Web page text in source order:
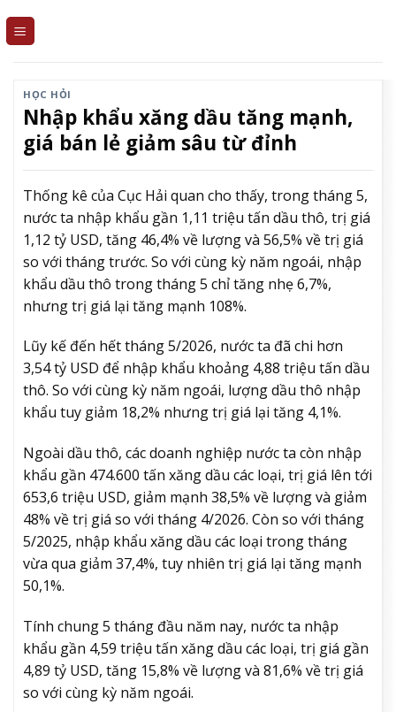
HỌC HỎI
Nhập khẩu xăng dầu tăng mạnh,
giá bán lẻ giảm sâu từ đỉnh
Thống kê của Cục Hải quan cho thấy, trong tháng 5,
nước ta nhập khẩu gần 1,11 triệu tấn dầu thô, trị giá
1,12 tỷ USD, tăng 46,4% về lượng và 56,5% về trị giá
so với tháng trước. So với cùng kỳ năm ngoái, nhập
khẩu dầu thô trong tháng 5 chỉ tăng nhẹ 6,7%,
nhưng trị giá lại tăng mạnh 108%.
Lũy kế đến hết tháng 5/2026, nước ta đã chi hơn
3,54 tỷ USD để nhập khẩu khoảng 4,88 triệu tấn dầu
thô. So với cùng kỳ năm ngoái, lượng dầu thô nhập
khẩu tuy giảm 18,2% nhưng trị giá lại tăng 4,1%.
Ngoài dầu thô, các doanh nghiệp nước ta còn nhập
khẩu gần 474.600 tấn xăng dầu các loại, trị giá lên tới
653,6 triệu USD, giảm mạnh 38,5% về lượng và giảm
48% về trị giá so với tháng 4/2026. Còn so với tháng
5/2025, nhập khẩu xăng dầu các loại trong tháng
vừa qua giảm 37,4%, tuy nhiên trị giá lại tăng mạnh
50,1%.
Tính chung 5 tháng đầu năm nay, nước ta nhập
khẩu gần 4,59 triệu tấn xăng dầu các loại, trị giá gần
4,89 tỷ USD, tăng 15,8% về lượng và 81,6% về trị giá
so với cùng kỳ năm ngoái.